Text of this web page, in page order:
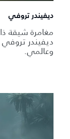
ديفيندر تروفي
مغامرة
ديفيندر
وعالمي.